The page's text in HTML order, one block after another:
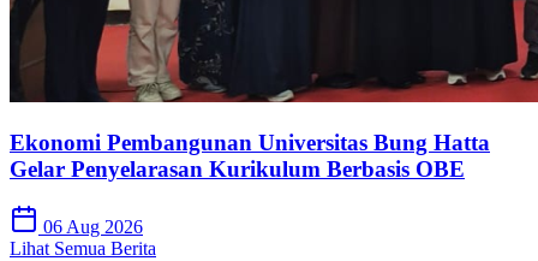
Ekonomi Pembangunan Universitas Bung Hatta
Gelar Penyelarasan Kurikulum Berbasis OBE
06 Aug 2026
Lihat Semua Berita